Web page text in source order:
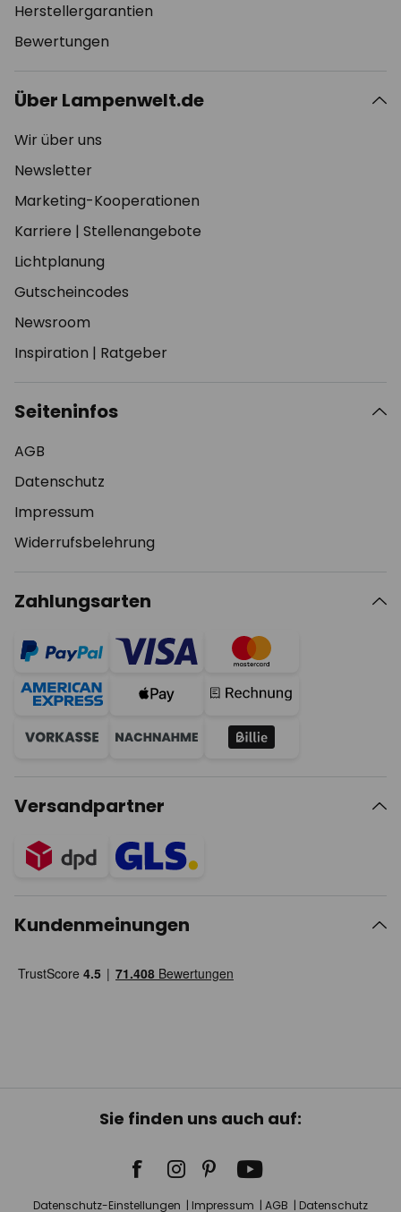
Herstellergarantien
Bewertungen
Über Lampenwelt.de
Wir über uns
Newsletter
Marketing-Kooperationen
Karriere | Stellenangebote
Lichtplanung
Gutscheincodes
Newsroom
Inspiration | Ratgeber
Seiteninfos
AGB
Datenschutz
Impressum
Widerrufsbelehrung
Zahlungsarten
Versandpartner
Kundenmeinungen
Sie finden uns auch auf:
Datenschutz-Einstellungen Impressum AGB Datenschutz